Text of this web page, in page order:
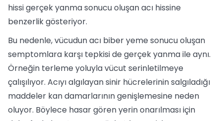
hissi gerçek yanma sonucu oluşan acı hissine
benzerlik gösteriyor.
Bu nedenle, vücudun acı biber yeme sonucu oluşan
semptomlara karşı tepkisi de gerçek yanma ile aynı.
Örneğin terleme yoluyla vücut serinletilmeye
çalışılıyor. Acıyı algılayan sinir hücrelerinin salgıladığı
maddeler kan damarlarının genişlemesine neden
oluyor. Böylece hasar gören yerin onarılması için